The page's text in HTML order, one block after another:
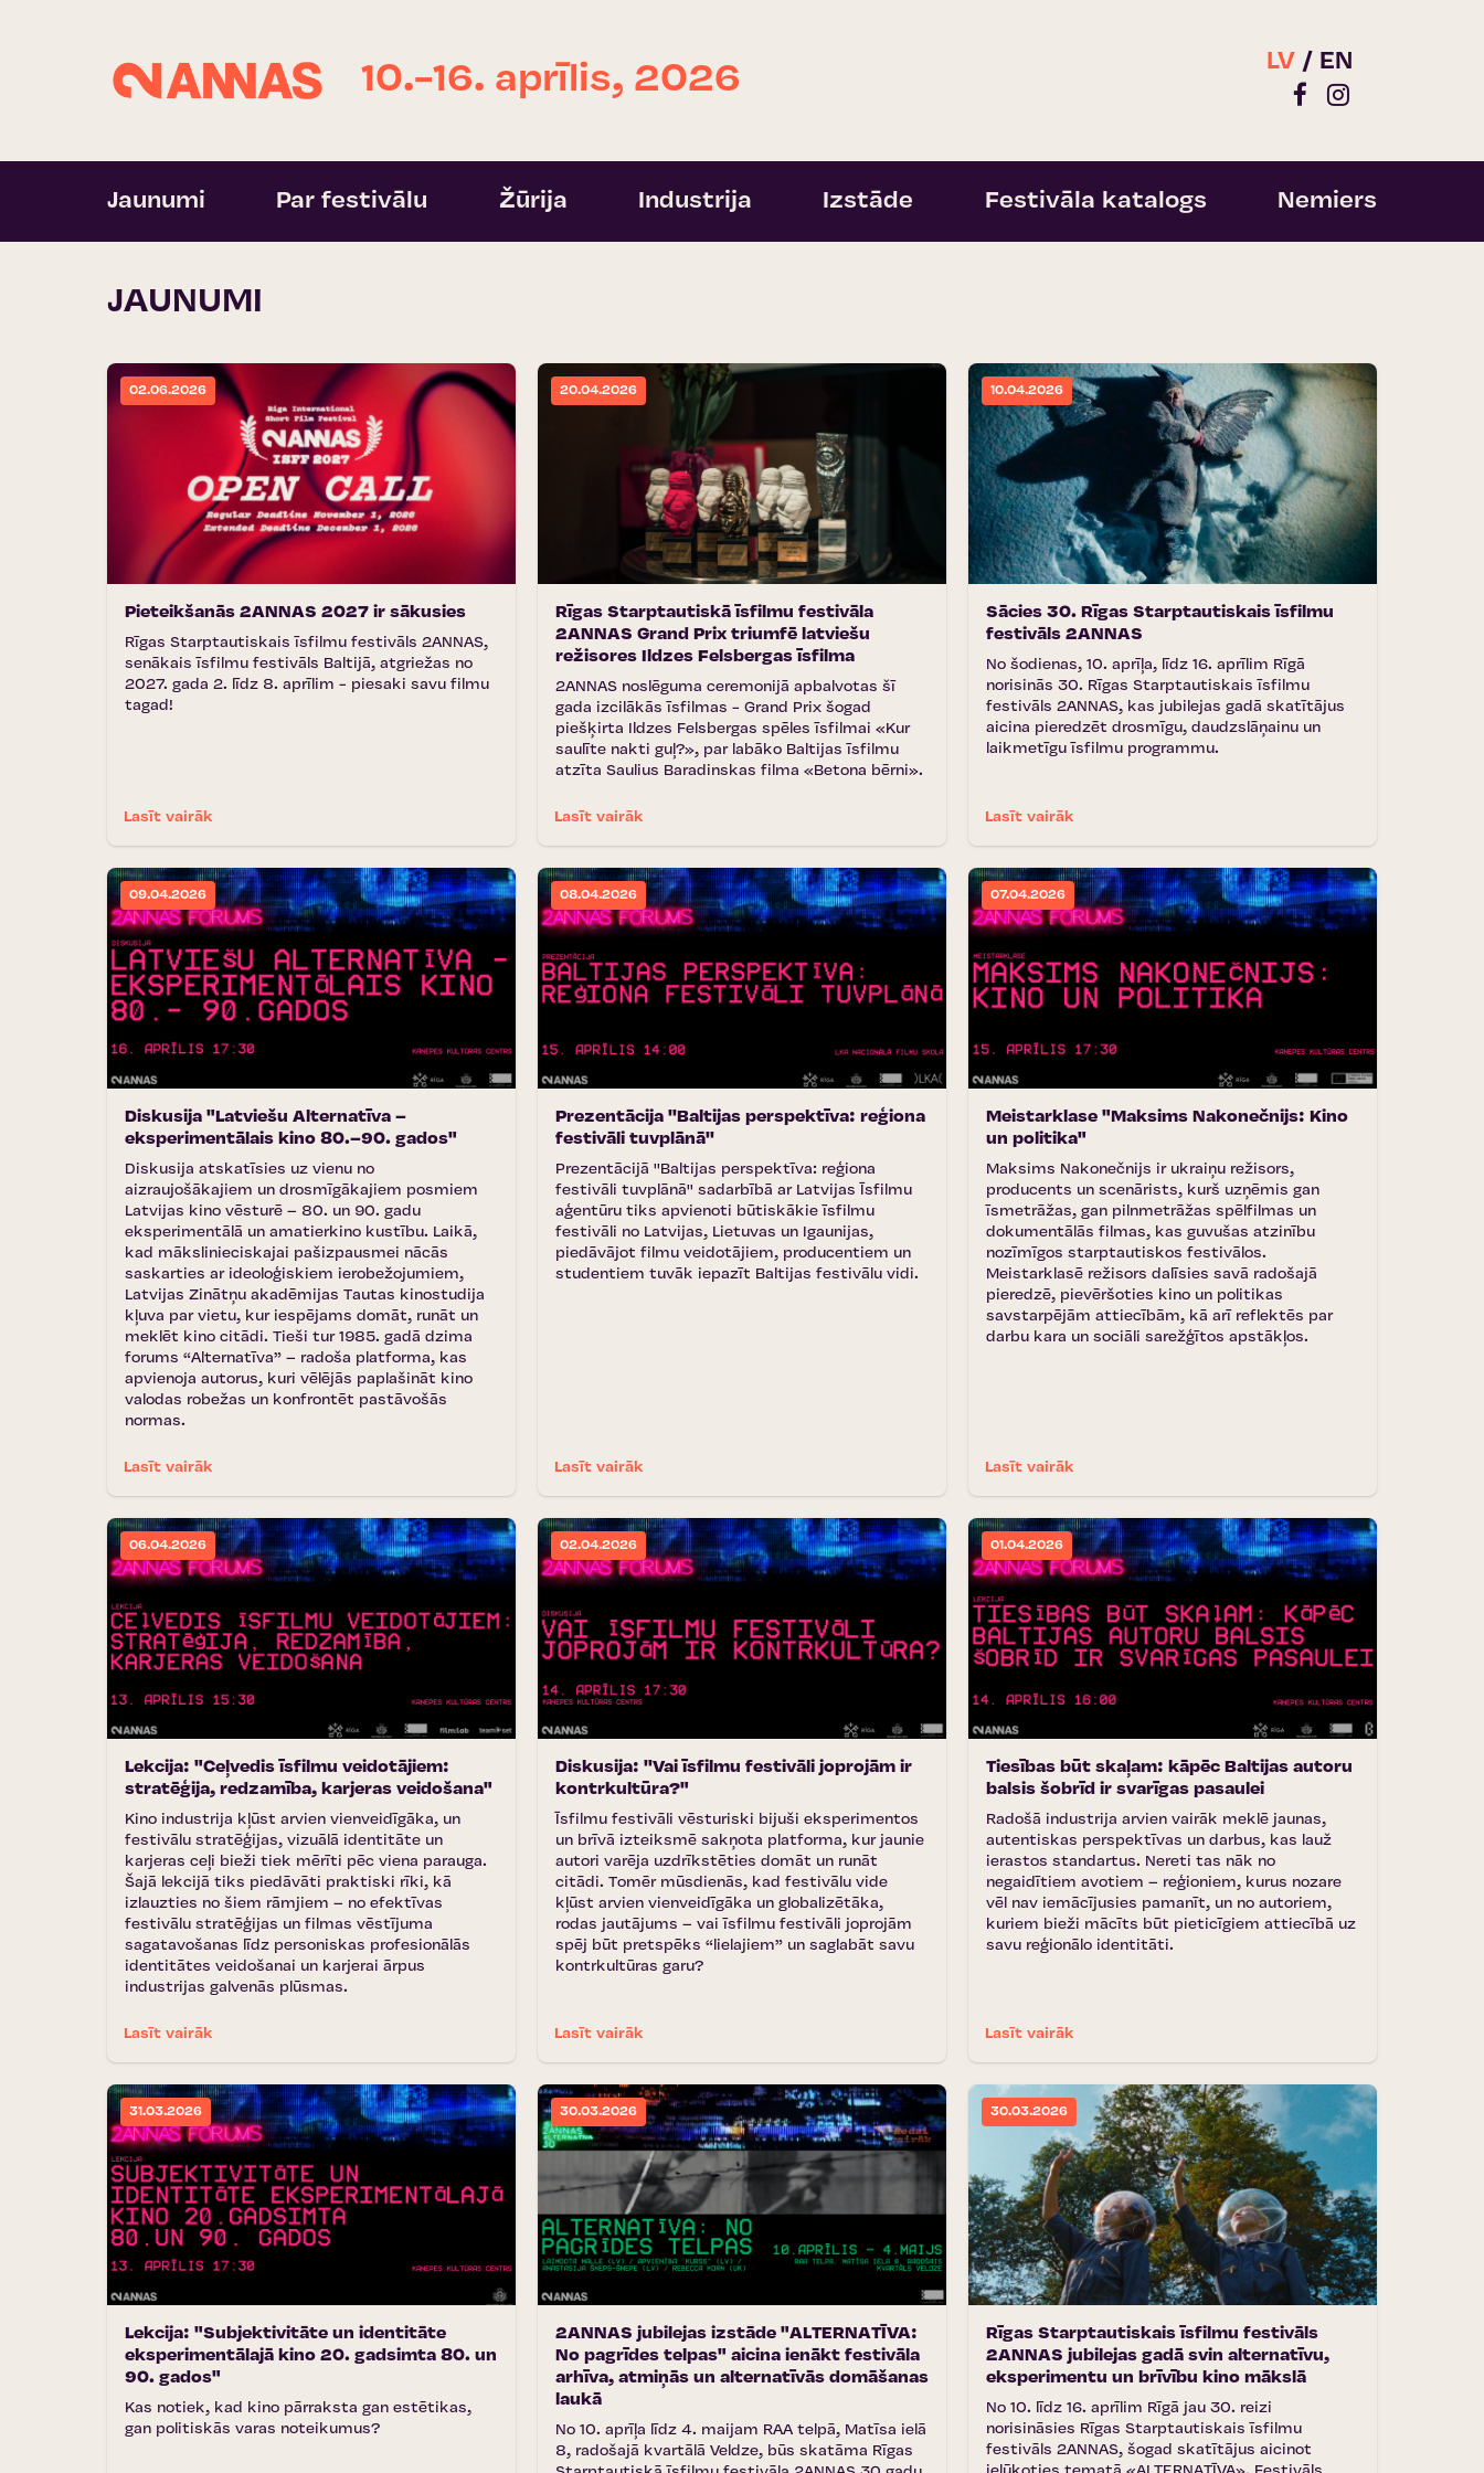
10.-16. aprīlis, 2026 LV EN
Jaunumi Par festivālu Žūrija Industrija Izstāde Festivāla katalogs Nemiers
JAUNUMI
02.06.2026
Pieteikšanās 2ANNAS 2027 ir sākusies
Rīgas Starptautiskais īsfilmu festivāls 2ANNAS,
senākais īsfilmu festivāls Baltijā, atgriežas no
2027. gada 2. līdz 8. aprīlim - piesaki savu filmu
tagad!
Lasīt vairāk
20.04.2026
Rīgas Starptautiskā īsfilmu festivāla
2ANNAS Grand Prix triumfē latviešu
režisores Ildzes Felsbergas īsfilma
2ANNAS noslēguma ceremonijā apbalvotas šī
gada izcilākās īsfilmas - Grand Prix šogad
piešķirta Ildzes Felsbergas spēles īsfilmai «Kur
saulīte nakti guļ?», par labāko Baltijas īsfilmu
atzīta Saulius Baradinskas filma «Betona bērni».
Lasīt vairāk
10.04.2026
Sācies 30. Rīgas Starptautiskais īsfilmu
festivāls 2ANNAS
No šodienas, 10. aprīļa, līdz 16. aprīlim Rīgā
norisinās 30. Rīgas Starptautiskais īsfilmu
festivāls 2ANNAS, kas jubilejas gadā skatītājus
aicina pieredzēt drosmīgu, daudzslāņainu un
laikmetīgu īsfilmu programmu.
Lasīt vairāk
09.04.2026
Diskusija "Latviešu Alternatīva –
eksperimentālais kino 80.–90. gados"
Diskusija atskatīsies uz vienu no
aizraujošākajiem un drosmīgākajiem posmiem
Latvijas kino vēsturē – 80. un 90. gadu
eksperimentālā un amatierkino kustību. Laikā,
kad mākslinieciskajai pašizpausmei nācās
saskarties ar ideoloģiskiem ierobežojumiem,
Latvijas Zinātņu akadēmijas Tautas kinostudija
kļuva par vietu, kur iespējams domāt, runāt un
meklēt kino citādi. Tieši tur 1985. gadā dzima
forums “Alternatīva” – radoša platforma, kas
apvienoja autorus, kuri vēlējās paplašināt kino
valodas robežas un konfrontēt pastāvošās
normas.
Lasīt vairāk
08.04.2026
Prezentācija ''Baltijas perspektīva: reģiona
festivāli tuvplānā''
Prezentācijā ''Baltijas perspektīva: reģiona
festivāli tuvplānā'' sadarbībā ar Latvijas Īsfilmu
aģentūru tiks apvienoti būtiskākie īsfilmu
festivāli no Latvijas, Lietuvas un Igaunijas,
piedāvājot filmu veidotājiem, producentiem un
studentiem tuvāk iepazīt Baltijas festivālu vidi.
Lasīt vairāk
07.04.2026
Meistarklase "Maksims Nakonečnijs: Kino
un politika"
Maksims Nakonečnijs ir ukraiņu režisors,
producents un scenārists, kurš uzņēmis gan
īsmetrāžas, gan pilnmetrāžas spēlfilmas un
dokumentālās filmas, kas guvušas atzinību
nozīmīgos starptautiskos festivālos.
Meistarklasē režisors dalīsies savā radošajā
pieredzē, pievēršoties kino un politikas
savstarpējām attiecībām, kā arī reflektēs par
darbu kara un sociāli sarežģītos apstākļos.
Lasīt vairāk
06.04.2026
Lekcija: "Ceļvedis īsfilmu veidotājiem:
stratēģija, redzamība, karjeras veidošana"
Kino industrija kļūst arvien vienveidīgāka, un
festivālu stratēģijas, vizuālā identitāte un
karjeras ceļi bieži tiek mērīti pēc viena parauga.
Šajā lekcijā tiks piedāvāti praktiski rīki, kā
izlauzties no šiem rāmjiem – no efektīvas
festivālu stratēģijas un filmas vēstījuma
sagatavošanas līdz personiskas profesionālās
identitātes veidošanai un karjerai ārpus
industrijas galvenās plūsmas.
Lasīt vairāk
02.04.2026
Diskusija: ''Vai īsfilmu festivāli joprojām ir
kontrkultūra?"
Īsfilmu festivāli vēsturiski bijuši eksperimentos
un brīvā izteiksmē sakņota platforma, kur jaunie
autori varēja uzdrīkstēties domāt un runāt
citādi. Tomēr mūsdienās, kad festivālu vide
kļūst arvien vienveidīgāka un globalizētāka,
rodas jautājums – vai īsfilmu festivāli joprojām
spēj būt pretspēks “lielajiem” un saglabāt savu
kontrkultūras garu?
Lasīt vairāk
01.04.2026
Tiesības būt skaļam: kāpēc Baltijas autoru
balsis šobrīd ir svarīgas pasaulei
Radošā industrija arvien vairāk meklē jaunas,
autentiskas perspektīvas un darbus, kas lauž
ierastos standartus. Nereti tas nāk no
negaidītiem avotiem – reģioniem, kurus nozare
vēl nav iemācījusies pamanīt, un no autoriem,
kuriem bieži mācīts būt pieticīgiem attiecībā uz
savu reģionālo identitāti.
Lasīt vairāk
31.03.2026
Lekcija: "Subjektivitāte un identitāte
eksperimentālajā kino 20. gadsimta 80. un
90. gados"
Kas notiek, kad kino pārraksta gan estētikas,
gan politiskās varas noteikumus?
30.03.2026
2ANNAS jubilejas izstāde "ALTERNATĪVA:
No pagrīdes telpas" aicina ienākt festivāla
arhīva, atmiņās un alternatīvās domāšanas
laukā
No 10. aprīļa līdz 4. maijam RAA telpā, Matīsa ielā
8, radošajā kvartālā Veldze, būs skatāma Rīgas
30.03.2026
Rīgas Starptautiskais īsfilmu festivāls
2ANNAS jubilejas gadā svin alternatīvu,
eksperimentu un brīvību kino mākslā
No 10. līdz 16. aprīlim Rīgā jau 30. reizi
norisināsies Rīgas Starptautiskais īsfilmu
festivāls 2ANNAS, šogad skatītājus aicinot